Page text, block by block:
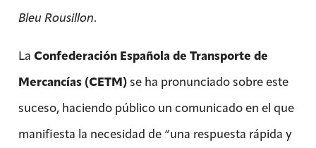
Bleu Rousillon.
La Confederación Española de Transporte de
Mercancías (CETM)se ha pronunciado sobre este
suceso, haciendo público un comunicado en el que
manifiesta la necesidad de “una respuesta rápida y